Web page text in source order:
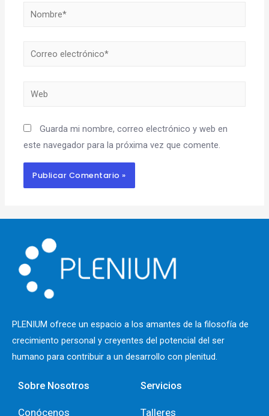
Guarda mi nombre, correo electrónico y web en
este navegador para la próxima vez que comente.
PLENIUM ofrece un espacio a los amantes de la filosofía de
crecimiento personal y creyentes del potencial del ser
humano para contribuir a un desarrollo con plenitud.
Sobre Nosotros
Conócenos
Servicios
Talleres